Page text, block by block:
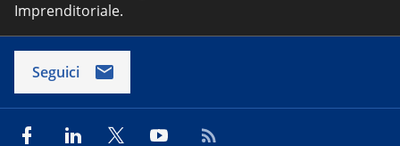
Imprenditoriale.
Seguici